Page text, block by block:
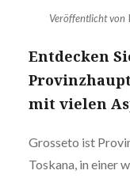
Veröffentlicht von
Entdecken
mit vielen
Grosseto ist
Toskana, in einer